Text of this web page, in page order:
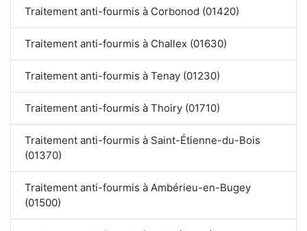
Traitement anti-fourmis à Corbonod (01420)
Traitement anti-fourmis à Challex (01630)
Traitement anti-fourmis à Tenay (01230)
Traitement anti-fourmis à Thoiry (01710)
Traitement anti-fourmis à Saint-Étienne-du-Bois
(01370)
Traitement anti-fourmis à Ambérieu-en-Bugey
(01500)